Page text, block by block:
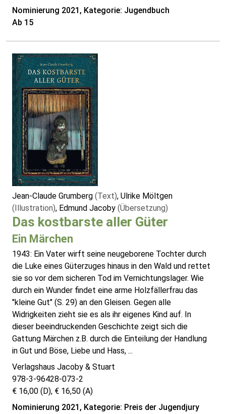
Nominierung 2021, Kategorie: Jugendbuch
Ab 15
Jean-Claude Grumberg (Text), Ulrike Möltgen
(Illustration), Edmund Jacoby (Übersetzung)
Das kostbarste aller Güter
Ein Märchen
1943: Ein Vater wirft seine neugeborene Tochter durch
die Luke eines Güterzuges hinaus in den Wald und rettet
sie so vor dem sicheren Tod im Vernichtungslager. Wie
durch ein Wunder findet eine arme Holzfällerfrau das
"kleine Gut" (S. 29) an den Gleisen. Gegen alle
Widrigkeiten zieht sie es als ihr eigenes Kind auf. In
dieser beeindruckenden Geschichte zeigt sich die
Gattung Märchen z.B. durch die Einteilung der Handlung
in Gut und Böse, Liebe und Hass, ...
Verlagshaus Jacoby & Stuart
978-3-96428-073-2
€ 16,00 (D), € 16,50 (A)
Nominierung 2021, Kategorie: Preis der Jugendjury